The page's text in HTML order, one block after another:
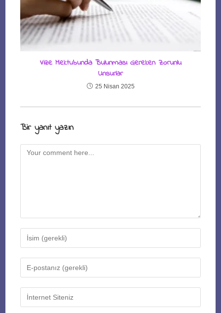
Vize Mektubunda Bulunması Gereken Zorunlu
Unsurlar
25 Nisan 2025
Bir yanıt yazın
Comment
Enter
your
name
comment
Enter
your
email
address
Enter
your